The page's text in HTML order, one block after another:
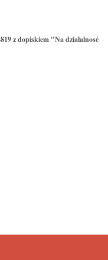
z dopiskiem "Na działalnosć